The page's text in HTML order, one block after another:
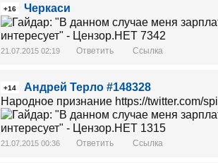
+16 Черкаси
21.07.2015 02:19 Ответить Ссылка
+14
Андрей Терло #148328
Народное признание https://twitter.com/
21.07.2015 00:36 Ответить Ссылка